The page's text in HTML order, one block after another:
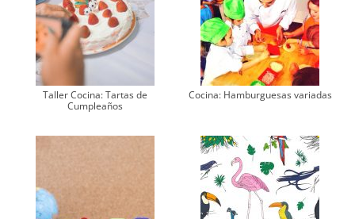
Taller Cocina: Tartas de
Cumpleaños
Cocina: Hamburguesas variadas